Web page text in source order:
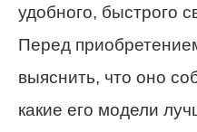
удобного, быстрого
Перед
выяснить, что оно
какие его модели